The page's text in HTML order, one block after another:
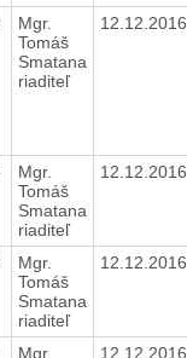
Mgr.
Tomáš
Smatana
riaditeľ
12.12.2016
Mgr.
Tomáš
Smatana
riaditeľ
12.12.2016
Mgr.
Tomáš
Smatana
riaditeľ
12.12.2016
Mgr.
12.12.2016